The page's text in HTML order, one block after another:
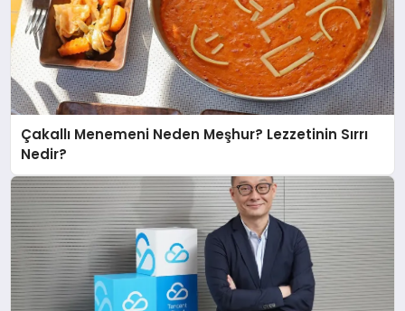
Çakallı Menemeni Neden Meşhur? Lezzetinin Sırrı
Nedir?